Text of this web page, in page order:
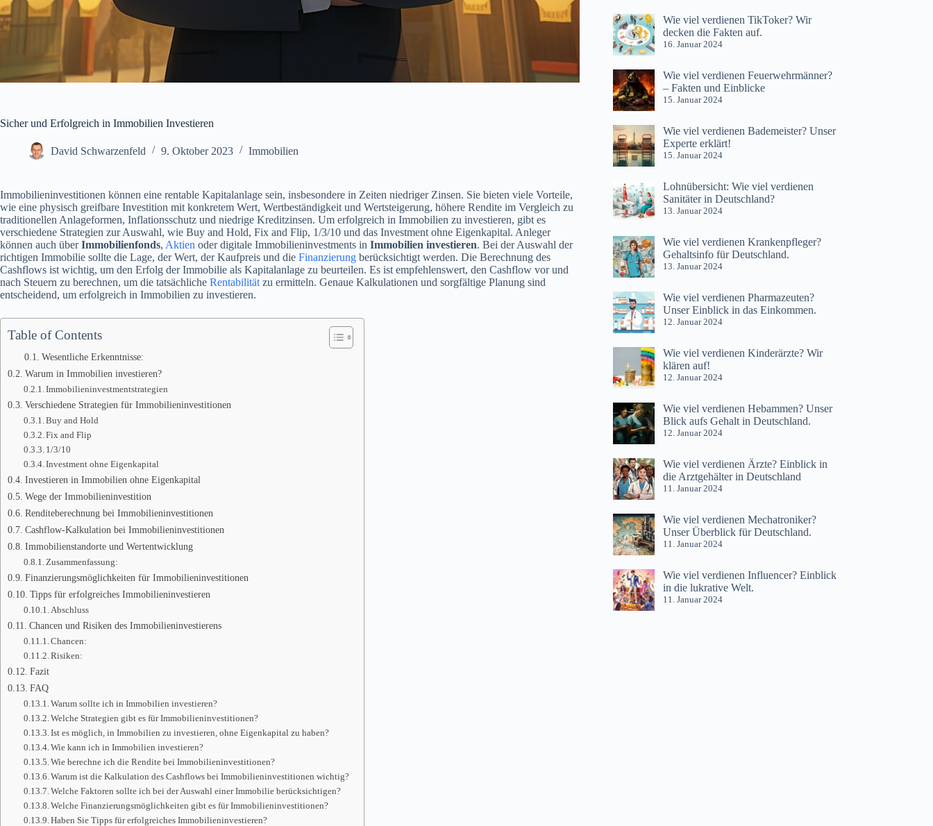
Sicher und Erfolgreich in Immobilien Investieren
David Schwarzenfeld 9. Oktober 2023 Immobilien
Immobilieninvestitionen können eine rentable Kapitalanlage sein, insbesondere in Zeiten niedriger Zinsen. Sie bieten viele Vorteile,
wie eine physisch greifbare Investition mit konkretem Wert, Wertbeständigkeit und Wertsteigerung, höhere Rendite im Vergleich zu
traditionellen Anlageformen, Inflationsschutz und niedrige Kreditzinsen. Um erfolgreich in Immobilien zu investieren, gibt es
verschiedene Strategien zur Auswahl, wie Buy and Hold, Fix and Flip, 1/3/10 und das Investment ohne Eigenkapital. Anleger
können auch überImmobilienfonds, Aktien oder digitale Immobilieninvestments in Immobilien investieren. Bei der Auswahl der
richtigen Immobilie sollte die Lage, der Wert, der Kaufpreis und die Finanzierung berücksichtigt werden. Die Berechnung des
Cashflows ist wichtig, um den Erfolg der Immobilie als Kapitalanlage zu beurteilen. Es ist empfehlenswert, den Cashflow vor und
nach Steuern zu berechnen, um die tatsächliche Rentabilität zu ermitteln. Genaue Kalkulationen und sorgfältige Planung sind
entscheidend, um erfolgreich in Immobilien zu investieren.
Table of Contents
Wesentliche Erkenntnisse:
Warum in Immobilien investieren?
Immobilieninvestmentstrategien
Verschiedene Strategien für Immobilieninvestitionen
Buy and Hold
Fix and Flip
1/3/10
Investment ohne Eigenkapital
Investieren in Immobilien ohne Eigenkapital
Wege der Immobilieninvestition
Renditeberechnung bei Immobilieninvestitionen
Cashflow-Kalkulation bei Immobilieninvestitionen
Immobilienstandorte und Wertentwicklung
Zusammenfassung:
Finanzierungsmöglichkeiten für Immobilieninvestitionen
Tipps für erfolgreiches Immobilieninvestieren
Abschluss
Chancen und Risiken des Immobilieninvestierens
Chancen:
Risiken:
Fazit
FAQ
Warum sollte ich in Immobilien investieren?
Welche Strategien gibt es für Immobilieninvestitionen?
Ist es möglich, in Immobilien zu investieren, ohne Eigenkapital zu haben?
Wie kann ich in Immobilien investieren?
Wie berechne ich die Rendite bei Immobilieninvestitionen?
Warum ist die Kalkulation des Cashflows bei Immobilieninvestitionen wichtig?
Welche Faktoren sollte ich bei der Auswahl einer Immobilie berücksichtigen?
Welche Finanzierungsmöglichkeiten gibt es für Immobilieninvestitionen?
Haben Sie Tipps für erfolgreiches Immobilieninvestieren?
Wie viel verdienen TikToker? Wir
decken die Fakten auf.
16. Januar 2024
Wie viel verdienen Feuerwehrmänner?
– Fakten und Einblicke
15. Januar 2024
Wie viel verdienen Bademeister? Unser
Experte erklärt!
15. Januar 2024
Lohnübersicht: Wie viel verdienen
Sanitäter in Deutschland?
13. Januar 2024
Wie viel verdienen Krankenpfleger?
Gehaltsinfo für Deutschland.
13. Januar 2024
Wie viel verdienen Pharmazeuten?
Unser Einblick in das Einkommen.
12. Januar 2024
Wie viel verdienen Kinderärzte? Wir
klären auf!
12. Januar 2024
Wie viel verdienen Hebammen? Unser
Blick aufs Gehalt in Deutschland.
12. Januar 2024
Wie viel verdienen Ärzte? Einblick in
die Arztgehälter in Deutschland
11. Januar 2024
Wie viel verdienen Mechatroniker?
Unser Überblick für Deutschland.
11. Januar 2024
Wie viel verdienen Influencer? Einblick
in die lukrative Welt.
11. Januar 2024